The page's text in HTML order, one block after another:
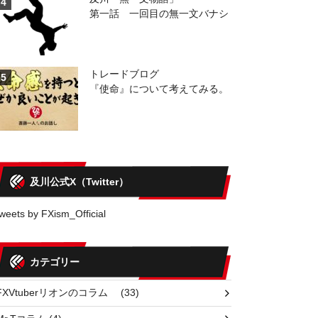
第一話 一回目の無一文バナシ
5
トレードブログ
『使命』について考えてみる。
及川公式X（Twitter）
by FXism_Official
カテゴリー
リオンのコラム(33)